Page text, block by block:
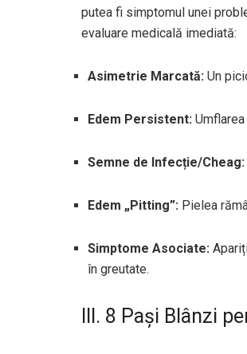
putea fi simptomul unei
evaluare medicală imediată:
Asimetrie Marcată: Un
Edem Persistent:
Semne de Infecție/Cheag:
Edem „Pitting”: Pielea
Simptome Asociate:
în greutate.
III. 8 Pași Blânzi